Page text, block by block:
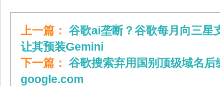
上一篇： 谷歌ai垄断？谷歌每月向三星
让其预装Gemini
下一篇： 谷歌搜索弃用国别顶级域名后
google.com